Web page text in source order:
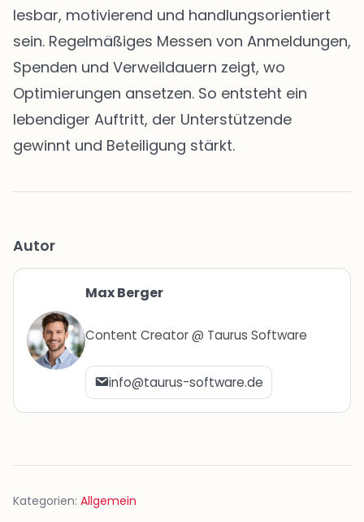
lesbar, motivierend und handlungsorientiert
sein. Regelmäßiges Messen von Anmeldungen,
Spenden und Verweildauern zeigt, wo
Optimierungen ansetzen. So entsteht ein
lebendiger Auftritt, der Unterstützende
gewinnt und Beteiligung stärkt.
Autor
Max Berger
Content Creator @ Taurus Software
info@taurus-software.de
Kategorien: Allgemein